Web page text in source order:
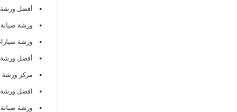
أفضل
ورشة
ورشة
أفضل
مركز
افضل
ورشة